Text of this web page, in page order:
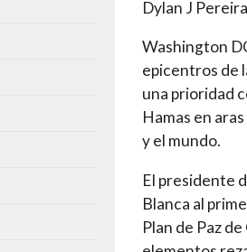
Dylan J Pereira
Washington
epicentros de
una prioridad
Hamas en
y el mundo.
El presidente
Blanca al
Plan de Paz